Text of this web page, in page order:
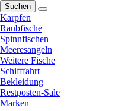
Suchen
Karpfen
Raubfische
Spinnfischen
Meeresangeln
Weitere Fische
Schifffahrt
Bekleidung
Restposten-Sale
Marken